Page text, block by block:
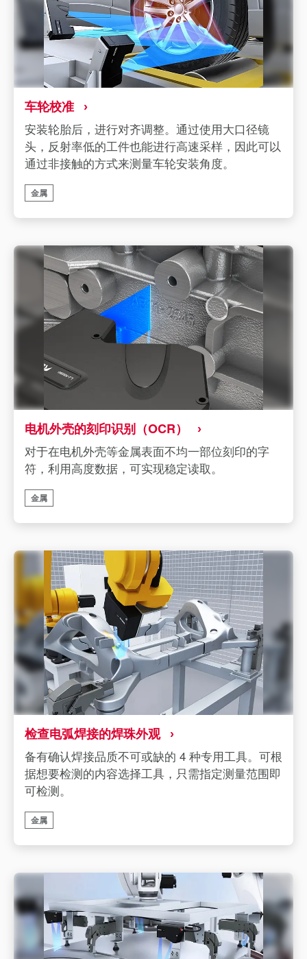
车轮校准
安装轮胎后，进行对齐调整。通过使用大口径镜
头，反射率低的工件也能进行高速采样，因此可以
通过非接触的方式来测量车轮安装角度。
金属
电机外壳的刻印识别（OCR）
对于在电机外壳等金属表面不均一部位刻印的字
符，利用高度数据，可实现稳定读取。
金属
检查电弧焊接的焊珠外观
备有确认焊接品质不可或缺的 4 种专用工具。可根
据想要检测的内容选择工具，只需指定测量范围即
可检测。
金属